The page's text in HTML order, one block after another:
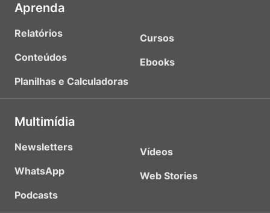
Aprenda
Relatórios
Conteúdos
Planilhas e Calculadoras
Cursos
Ebooks
Multimídia
Newsletters
WhatsApp
Podcasts
Vídeos
Web Stories